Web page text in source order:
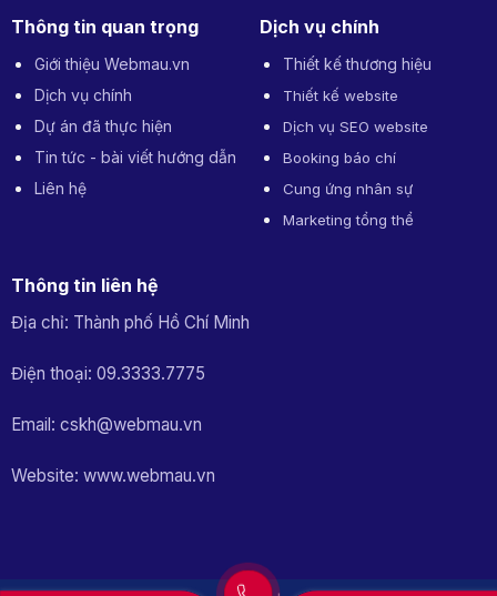
Thông tin quan trọng
Giới thiệu Webmau.vn
Dịch vụ chính
Dự án đã thực hiện
Tin tức - bài viết hướng dẫn
Liên hệ
Dịch vụ chính
Thiết kế thương hiệu
Thiết kế website
Dịch vụ SEO website
Booking báo chí
Cung ứng nhân sự
Marketing tổng thể
Thông tin liên hệ
Địa chỉ: Thành phố Hồ Chí Minh
Điện thoại: 09.3333.7775
Email: cskh@webmau.vn
Website: www.webmau.vn